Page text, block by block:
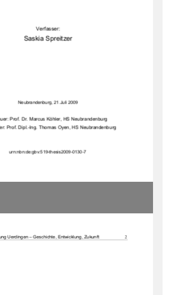
Verfasser:
Saskia Spreitzer
Neubrandenburg, 21.Juli 2009
Prof. Dr. Marcus Köhler, HS Neubrandenburg
Prof. Dipl.-Ing. Thomas Oyen, HS Neubrandenburg
urn:nbn:de:gbv:519-thesis2009-0130-7
Uerdingen – Geschichte, Entwicklung, Zukunft 2